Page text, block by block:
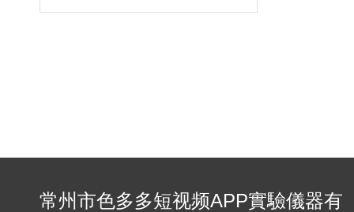
常州市色多多短视频APP實驗儀器有